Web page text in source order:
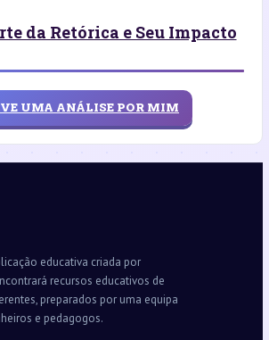
da Retórica e Seu Impacto
UMA ANÁLISE POR MIM
educativa criada por
recursos educativos de
preparados por uma equipa
e pedagogos.